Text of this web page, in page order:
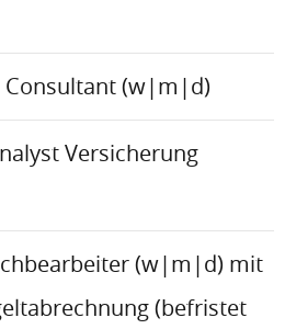
Consultant (w|m|d)
Versicherung
(w|m|d) mit
(befristet